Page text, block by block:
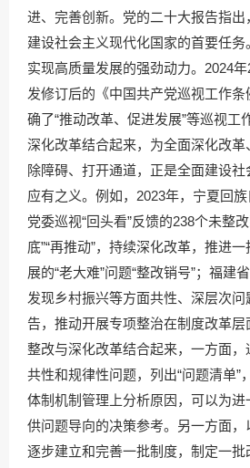
进、完善创新。党的二十大报告指
建设社会主义现代化国家的首要任
实现高质量发展的强劲动力。2024
发修订后的《中国共产党巡视工作条
确了“推动改革、促进发展”等巡视工
深化改革结合起来，为全面深化改
除障碍、打开通道，正是全面建设
应有之义。例如，2023年，宁夏回
党委巡视“回头看”反馈的238个未整
底”“再推动”，持续深化改革，推进
展的“老大难”问题“整改销号”；福建
发现乡村振兴等方面共性、深层次
告，推动开展专项整治在制度改革
整改与深化改革结合起来，一方面，
共性和规律性问题，列出“问题清单”
体制机制管理上分析原因，可以为
供问题导向的决策参考。另一方面，
逐步建立和完善一批制度，制定一